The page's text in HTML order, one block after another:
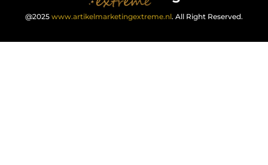
@2025 www.artikelmarketingextreme.nl. All Right Reserved.